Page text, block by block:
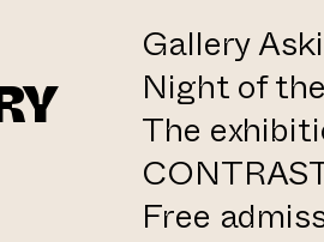
Gallery
Night of
The
Free